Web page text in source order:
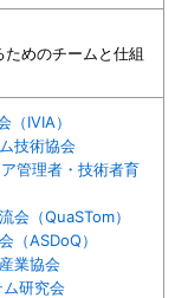
ためのチームと仕組
（IVIA）
技術協会
管理者・技術者育
会（QuaSTom）
（ASDoQ）
業協会
研究会